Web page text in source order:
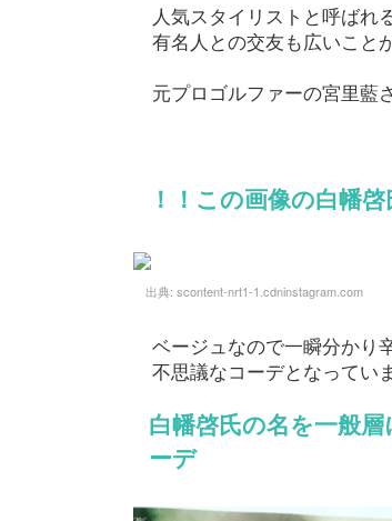
人気スタイリストと呼ばれ
有名人との交友も広いこと
元プロゴルファーの宮里藍
！！この画像の白幡
出典: scontent-nrt1-1.cdninstagram.com
ベージュなので一瞬分かり
不思議なコーデとなってい
白幡啓氏の名を一般
ーデ